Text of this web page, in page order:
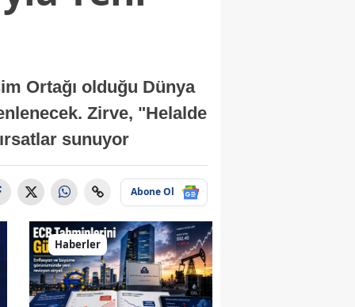
Ortağı olduğu Dünya
Zirve, "Helalde
sunuyor
Abone Ol
Haberler